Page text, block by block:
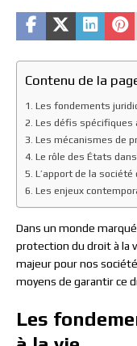
Contenu de la
Les fondements
Les défis spécifiques
Les mécanismes de
Le rôle des États
L’apport de la société
Les enjeux
Dans un monde
protection du droit à la
majeur pour nos
moyens de garantir ce
Les